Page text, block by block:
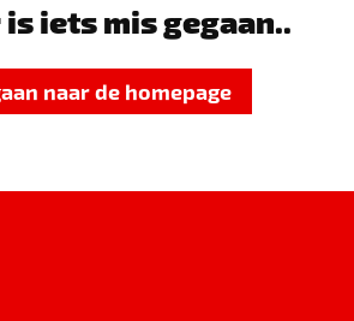
is iets mis gegaan..
naar de homepage